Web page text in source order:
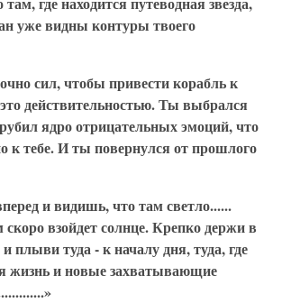
уже видны контуры твоего
сил, чтобы привести корабль к
действительностью. Ты выбрался
ядро отрицательных эмоций, что
к тебе. И ты повернулся от прошлого
и видишь, что там светло......
взойдет солнце. Крепко держи в
плыви туда - к началу дня, туда, где
жизнь и новые захватывающие